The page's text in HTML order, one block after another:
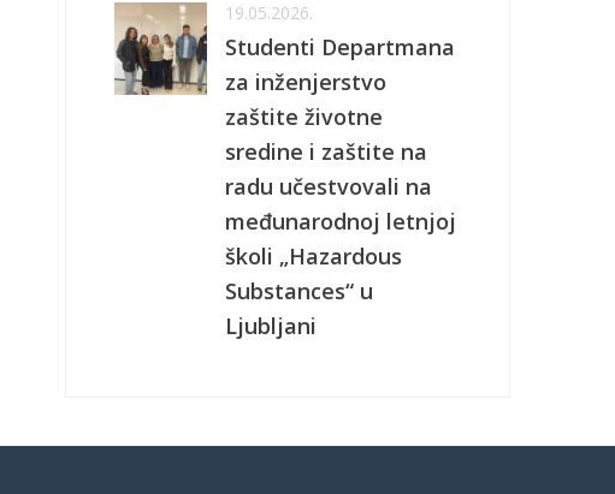
19.05.2026.
Studenti Departmana
za inženjerstvo
zaštite životne
sredine i zaštite na
radu učestvovali na
međunarodnoj letnjoj
školi „Hazardous
Substances“ u
Ljubljani